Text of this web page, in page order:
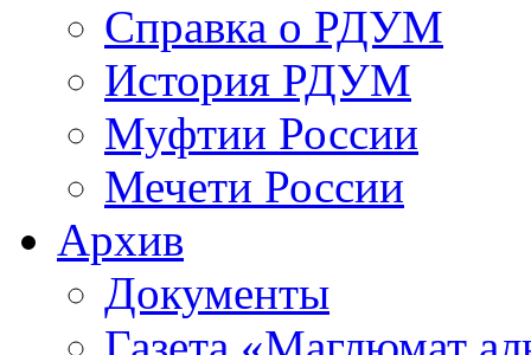
Справка о РДУМ
История РДУМ
Муфтии России
Мечети России
Архив
Документы